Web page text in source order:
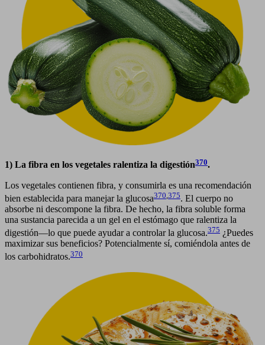
1) La fibra en los vegetales ralentiza la digestión370.
Los vegetales contienen fibra, y consumirla es una recomendación
bien establecida para manejar la glucosa370 375. El cuerpo no
absorbe ni descompone la fibra. De hecho, la fibra soluble forma
una sustancia parecida a un gel en el estómago que ralentiza la
digestión—lo que puede ayudar a controlar la glucosa.375 ¿Puedes
maximizar sus beneficios? Potencialmente sí, comiéndola antes de
los carbohidratos.370